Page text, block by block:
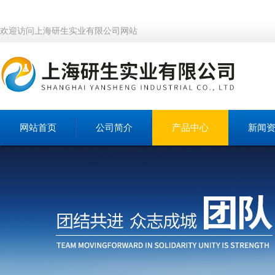
欢迎访问上海研生实业有限公司网站
网站首页 公司简介 产品中心 新闻